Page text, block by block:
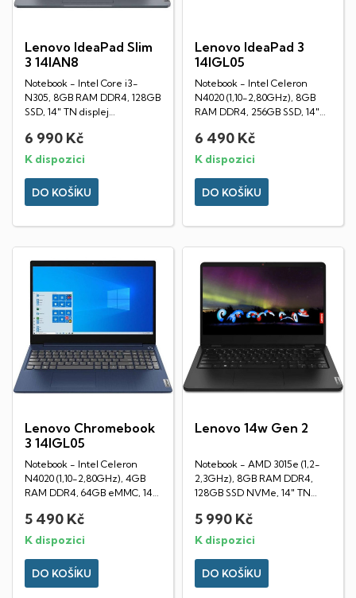
Lenovo IdeaPad Slim
3 14IAN8
Notebook - Intel Core i3-
N305, 8GB RAM DDR4, 128GB
SSD, 14" TN displej
6 990 Kč
K dispozici
DO KOŠÍKU
Lenovo IdeaPad 3
14IGL05
Notebook - Intel Celeron
N4020 (1,10-2,80GHz), 8GB
RAM DDR4, 256GB SSD, 14"
6 490 Kč
K dispozici
DO KOŠÍKU
Lenovo Chromebook
3 14IGL05
Notebook - Intel Celeron
N4020 (1,10-2,80GHz), 4GB
RAM DDR4, 64GB eMMC, 14"
5 490 Kč
K dispozici
DO KOŠÍKU
Lenovo 14w Gen 2
Notebook - AMD 3015e (1,2-
2,3GHz), 8GB RAM DDR4,
128GB SSD NVMe, 14" TN
5 990 Kč
K dispozici
DO KOŠÍKU